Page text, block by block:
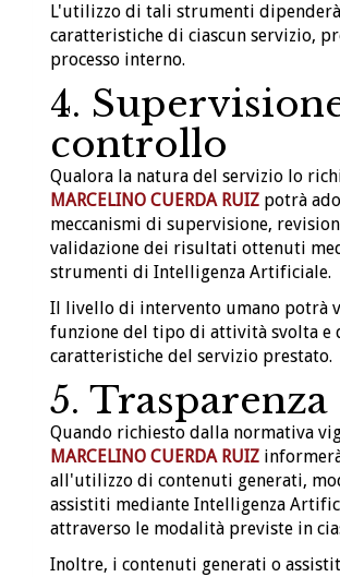
L'utilizzo di tali strumenti
caratteristiche di ciascun servizio,
processo interno.
4.
controllo
Qualora la natura del servizio lo
MARCELINO CUERDA RUIZ potrà
meccanismi di supervisione,
validazione dei risultati ottenuti
strumenti di Intelligenza Artificiale.
Il livello di intervento umano potrà
funzione del tipo di attività svolta e
caratteristiche del servizio prestato.
5. Trasparenza
Quando richiesto dalla normativa
MARCELINO CUERDA RUIZ
all'utilizzo di contenuti generati,
assistiti mediante Intelligenza
attraverso le modalità previste in
Inoltre, i contenuti generati o